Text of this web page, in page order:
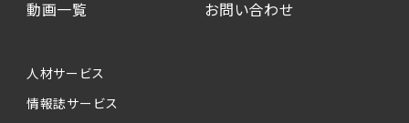
動画一覧
お問い合わせ
人材サービス
情報誌サービス